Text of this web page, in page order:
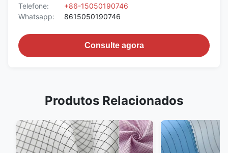
Telefone:
+86-15050190746
Whatsapp:
8615050190746
Consulte agora
Produtos Relacionados